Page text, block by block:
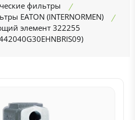
фильтры
EATON (INTERNORMEN)
элемент 322255